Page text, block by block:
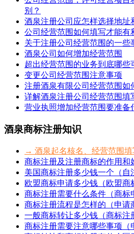
别？
酒泉注册公司应怎样选择地址
公司经营范围如何填写才能有
关于注册公司经营范围的一些
酒泉公司如何增加经营范围
超出经营范围的业务到底哪些
变更公司经营范围注意事项
注册酒泉有限公司经营范围如
详解酒泉注册公司经营范围填
营业执照增加经营范围要准备
酒泉商标注册知识
→ 酒泉起名核名、经营范围
商标注册及注册商标的作用和
美国商标注册多少钱一个（自
欧盟商标申请多少钱（欧盟商
商标注册需要什么条件（商标
商标注册流程是怎样的（申请
一般商标转让多少钱（商标注
商标注册需要注意哪些事项（